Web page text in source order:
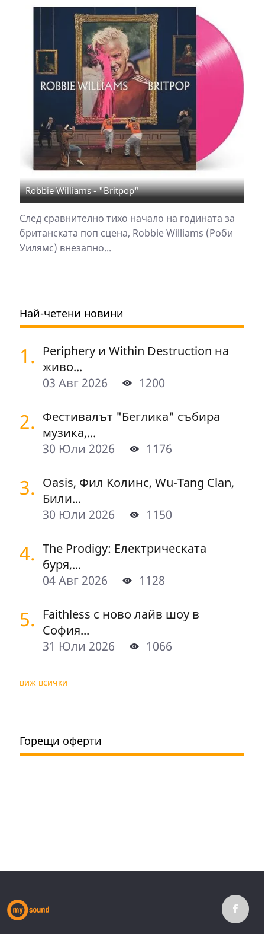
Robbie Williams - "Britpop"
След сравнително тихо начало на годината за
британската поп сцена, Robbie Williams (Роби
Уилямс) внезапно...
Най-четени новини
1. Periphery и Within Destruction на
живо...
03 Авг 2026
1200
2. Фестивалът "Беглика" събира
музика,...
30 Юли 2026
1176
3. Oasis, Фил Колинс, Wu-Tang Clan,
Били...
30 Юли 2026
1150
4. The Prodigy: Електрическата
буря,...
04 Авг 2026
1128
5. Faithless с ново лайв шоу в
София...
31 Юли 2026
1066
виж всички
Горещи оферти